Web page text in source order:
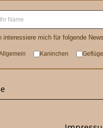
interessiere mich für folgende
Kaninchen